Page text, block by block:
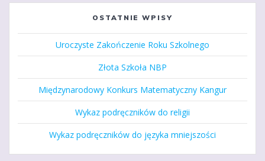
OSTATNIE WPISY
Uroczyste Zakończenie Roku Szkolnego
Złota Szkoła NBP
Międzynarodowy Konkurs Matematyczny Kangur
Wykaz podręczników do religii
Wykaz podręczników do języka mniejszości